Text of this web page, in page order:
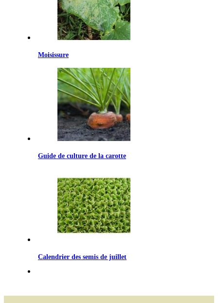
Moisissure
Guide de culture de la carotte
Calendrier des semis de juillet